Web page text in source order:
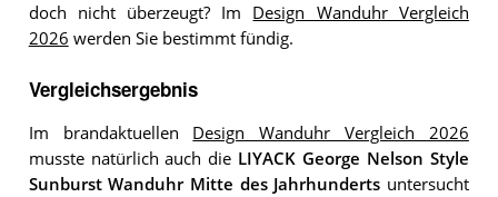
doch nicht überzeugt? Im Design Wanduhr Vergleich
2026 werden Sie bestimmt fündig.
Vergleichsergebnis
Im brandaktuellen Design Wanduhr Vergleich 2026
musste natürlich auch die LIYACK George Nelson Style
Sunburst Wanduhr Mitte des Jahrhunderts untersucht